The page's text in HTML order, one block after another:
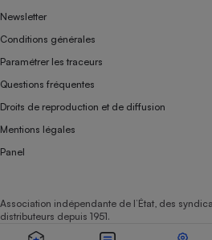
Newsletter
Conditions générales
Paramétrer les traceurs
Questions fréquentes
Droits de reproduction et de diffusion
Mentions légales
Panel
Association indépendante de l’État, des
distributeurs depuis 1951.